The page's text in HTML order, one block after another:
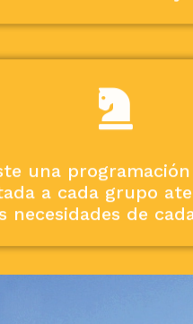
una
a cada grupo
necesidades de